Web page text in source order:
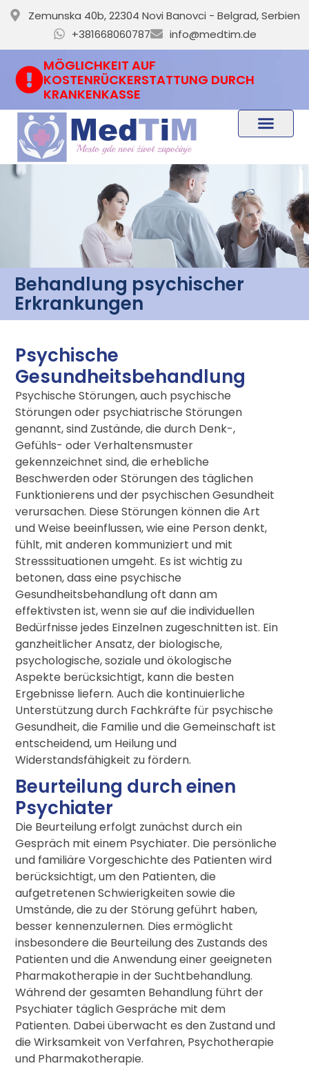
Zemunska 40b, 22304 Novi Banovci - Belgrad, Serbien
+381668060787
info@medtim.de
MÖGLICHKEIT AUF
KOSTENRÜCKERSTATTUNG DURCH
KRANKENKASSE
Behandlung psychischer
Erkrankungen
Psychische
Gesundheitsbehandlung
Psychische Störungen, auch psychische
Störungen oder psychiatrische Störungen
genannt, sind Zustände, die durch Denk-,
Gefühls- oder Verhaltensmuster
gekennzeichnet sind, die erhebliche
Beschwerden oder Störungen des täglichen
Funktionierens und der psychischen Gesundheit
verursachen. Diese Störungen können die Art
und Weise beeinflussen, wie eine Person denkt,
fühlt, mit anderen kommuniziert und mit
Stresssituationen umgeht. Es ist wichtig zu
betonen, dass eine psychische
Gesundheitsbehandlung oft dann am
effektivsten ist, wenn sie auf die individuellen
Bedürfnisse jedes Einzelnen zugeschnitten ist. Ein
ganzheitlicher Ansatz, der biologische,
psychologische, soziale und ökologische
Aspekte berücksichtigt, kann die besten
Ergebnisse liefern. Auch die kontinuierliche
Unterstützung durch Fachkräfte für psychische
Gesundheit, die Familie und die Gemeinschaft ist
entscheidend, um Heilung und
Widerstandsfähigkeit zu fördern.
Beurteilung durch einen
Psychiater
Die Beurteilung erfolgt zunächst durch ein
Gespräch mit einem Psychiater. Die persönliche
und familiäre Vorgeschichte des Patienten wird
berücksichtigt, um den Patienten, die
aufgetretenen Schwierigkeiten sowie die
Umstände, die zu der Störung geführt haben,
besser kennenzulernen. Dies ermöglicht
insbesondere die Beurteilung des Zustands des
Patienten und die Anwendung einer geeigneten
Pharmakotherapie in der Suchtbehandlung.
Während der gesamten Behandlung führt der
Psychiater täglich Gespräche mit dem
Patienten. Dabei überwacht es den Zustand und
die Wirksamkeit von Verfahren, Psychotherapie
und Pharmakotherapie.